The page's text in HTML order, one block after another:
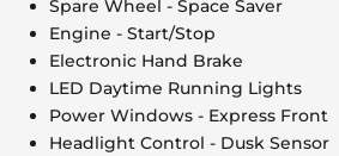
Spare Wheel - Space Saver
Engine - Start/Stop
Electronic Hand Brake
LED Daytime Running Lights
Power Windows - Express Front
Headlight Control - Dusk Sensor